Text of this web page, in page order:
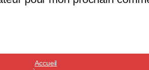
Accueil